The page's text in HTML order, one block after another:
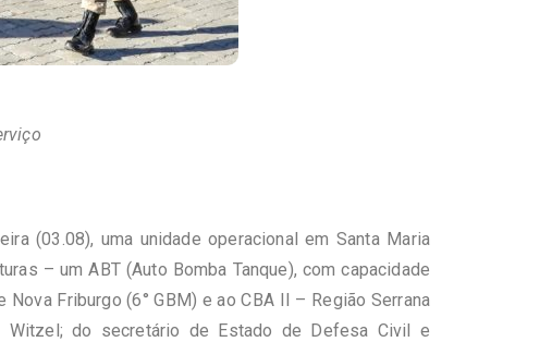
(03.08), uma unidade operacional em Santa Maria
– um ABT (Auto Bomba Tanque), com capacidade
Friburgo (6° GBM) e ao CBA II – Região Serrana
Witzel; do secretário de Estado de Defesa Civil e